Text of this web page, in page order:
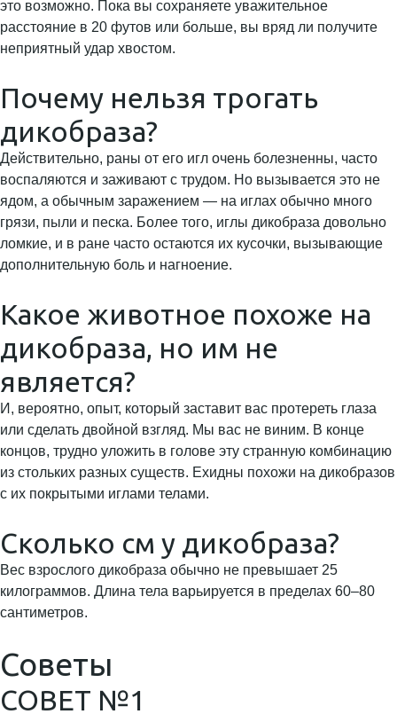
это возможно. Пока вы сохраняете уважительное
расстояние в 20 футов или больше, вы вряд ли получите
неприятный удар хвостом.
Почему нельзя трогать
дикобраза?
Действительно, раны от его игл очень болезненны, часто
воспаляются и заживают с трудом. Но вызывается это не
ядом, а обычным заражением — на иглах обычно много
грязи, пыли и песка. Более того, иглы дикобраза довольно
ломкие, и в ране часто остаются их кусочки, вызывающие
дополнительную боль и нагноение.
Какое животное похоже на
дикобраза, но им не
является?
И, вероятно, опыт, который заставит вас протереть глаза
или сделать двойной взгляд. Мы вас не виним. В конце
концов, трудно уложить в голове эту странную комбинацию
из стольких разных существ. Ехидны похожи на дикобразов
с их покрытыми иглами телами.
Сколько см у дикобраза?
Вес взрослого дикобраза обычно не превышает 25
килограммов. Длина тела варьируется в пределах 60–80
сантиметров.
Советы
СОВЕТ №1